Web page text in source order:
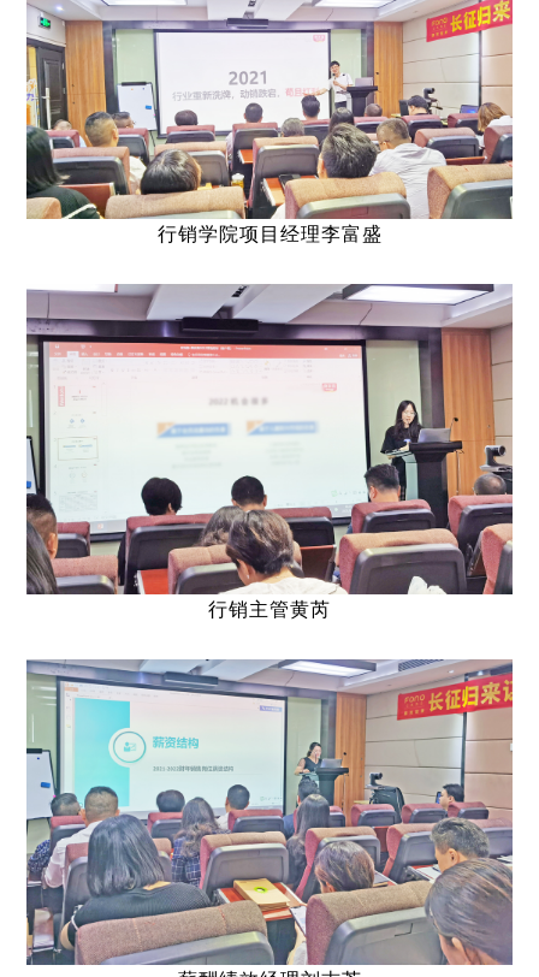
行销学院项目经理李富盛
行销主管黄芮